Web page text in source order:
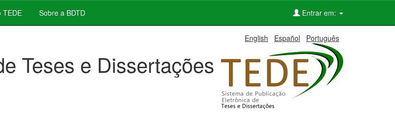
TEDE Sobre a BDTD Entrar em:
English Español Português
Teses e Dissertações